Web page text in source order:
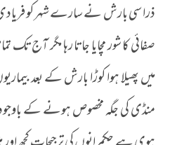
ذرا سی بارش نے سارے شہر کو
صفائی کا شور مچایا جاتا رہا مگر آج
میں پھیلا ہوا کوڑا بارش کے بعد
منڈی کی جگہ مخصوص ہونے کے